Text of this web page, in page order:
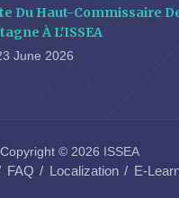
Du Haut-Commissaire
À L'ISSEA
June 2026
Copyright © 2026 ISSEA
FAQ Localization E-